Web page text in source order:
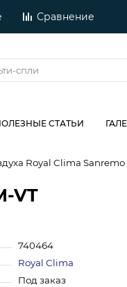
Сравнение
СТАТЬИ
Royal Clima
VT
740464
Royal Clima
Под заказ